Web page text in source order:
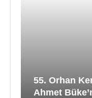
55. Orhan
Ahmet